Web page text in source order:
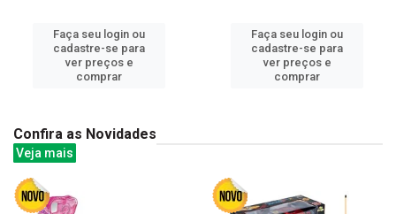
Faça seu login ou
cadastre-se para
ver preços e
comprar
Faça seu login ou
cadastre-se para
ver preços e
comprar
Confira as Novidades
Veja mais